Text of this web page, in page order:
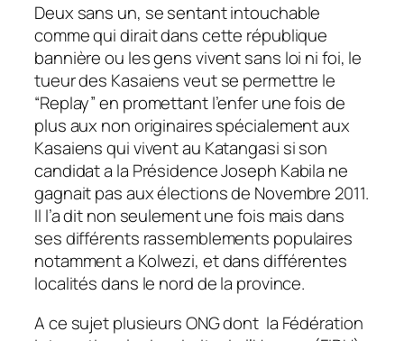
Deux sans un, se sentant intouchable
comme qui dirait dans cette république
bannière ou les gens vivent sans loi ni foi, le
tueur des Kasaiens veut se permettre le
“Replay” en promettant l’enfer une fois de
plus aux non originaires spécialement aux
Kasaiens qui vivent au Katangasi si son
candidat a la Présidence Joseph Kabila ne
gagnait pas aux élections de Novembre 2011.
Il l’a dit non seulement une fois mais dans
ses différents rassemblements populaires
notamment a Kolwezi, et dans différentes
localités dans le nord de la province.
A ce sujet plusieurs ONG dont la Fédération